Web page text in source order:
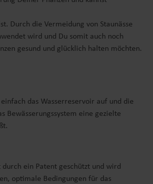
Durch die Vermeidung von Staunässe
wird und Du somit auch noch
gesund und glücklich halten möchten.
das Wasserreservoir auf und die
Bewässerungssystem eine gezielte
ein Patent geschützt und wird
optimale Bedingungen für das